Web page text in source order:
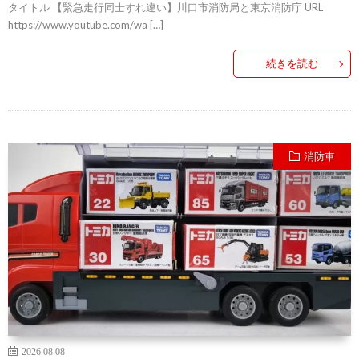
タイトル 【緊急走行同士すれ違い】川口市消防局と東京消防庁 URL
https://www.youtube.com/wa […]
続きを読む
消防車
2026.08.08